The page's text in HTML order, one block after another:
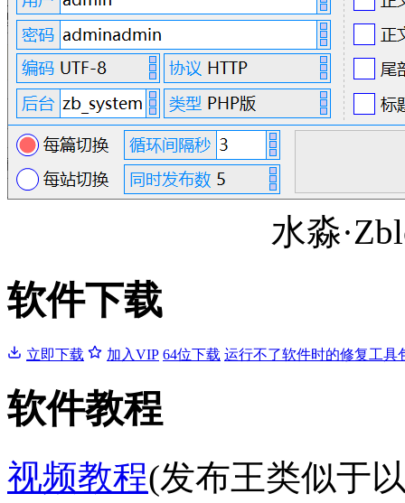
水淼
软件下载
立即下载 加入VIP 64位下载 运行不了软件时的修复工具
软件教程
视频教程(发布王类似于